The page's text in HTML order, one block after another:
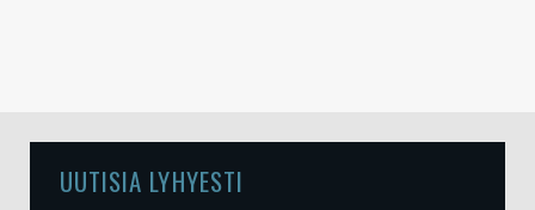
UUTISIA LYHYESTI